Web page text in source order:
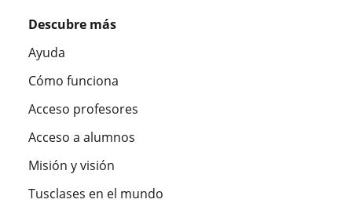
Descubre más
Ayuda
Cómo funciona
Acceso profesores
Acceso a alumnos
Misión y visión
Tusclases en el mundo